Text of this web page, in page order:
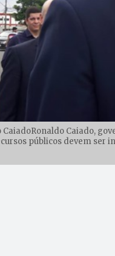
CaiadoRonaldo Caiado,
públicos devem ser